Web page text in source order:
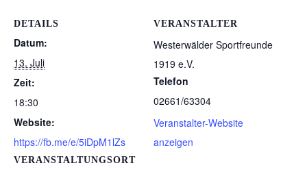
DETAILS
Datum:
13. Juli
Zeit:
18:30
Website:
https://fb.me/e/5iDpM1lZs
VERANSTALTUNGSORT
VERANSTALTER
Westerwälder Sportfreunde
1919 e.V.
Telefon
02661/63304
Veranstalter-Website
anzeigen